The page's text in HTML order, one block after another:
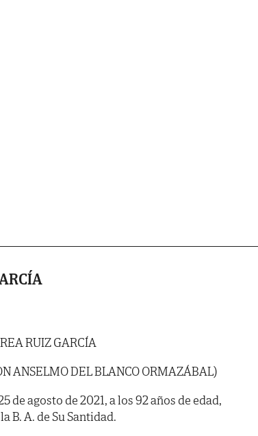
RUIZ GARCÍA
ANSELMO DEL BLANCO ORMAZÁBAL)
de agosto de 2021, a los 92 años de edad,
B. A. de Su Santidad.